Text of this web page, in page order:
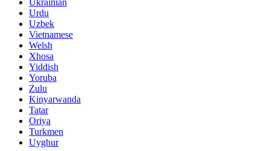
Ukrainian
Urdu
Uzbek
Vietnamese
Welsh
Xhosa
Yiddish
Yoruba
Zulu
Kinyarwanda
Tatar
Oriya
Turkmen
Uyghur